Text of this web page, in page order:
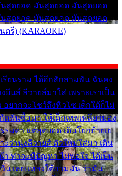
สุดยอด มันสุดยอด มันสุดยอด
สุดยอด มันสุดยอด มันสุดยอด
ตรี) (KARAOKE)
รียนราม ได้อีกสักสามพัน ฉันคง
ยีนส์ ลีวายส์มาใส่ เพราะเราเป็น
อยากจะโชว์ถึงหิวโซ เด็กใต้ก็ไม่
ฟันซื้อมา ให้เด็กเทพเหลียวมอง
รมดา แต่สุดยอด เดินโยกย้ายเย
ะว่านุ่งลีวายส์ ตัวใหม่ใส่มา เดิน
า ท่าจะมีปัญหา ไม่พอใจ ได้เป็น
น เลยแหลงใต้ถามมัน ว่ามัน